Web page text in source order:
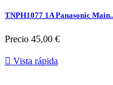
TNPH1077 1A Panasonic
Precio 45,00 €
 Vista rápida